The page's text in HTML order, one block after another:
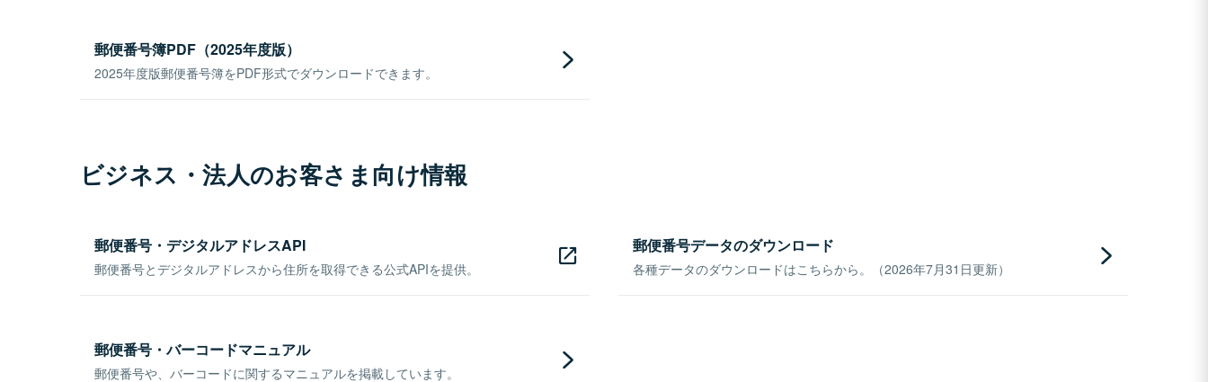
郵便番号簿PDF（2025年度版）
2025年度版郵便番号簿をPDF形式でダウンロードできます。
ビジネス・法人のお客さま向け情報
郵便番号・デジタルアドレスAPI
郵便番号とデジタルアドレスから住所を取得できる公式APIを提供。
郵便番号データのダウンロード
各種データのダウンロードはこちらから。（2026年7月31日更新）
郵便番号・バーコードマニュアル
郵便番号や、バーコードに関するマニュアルを掲載しています。